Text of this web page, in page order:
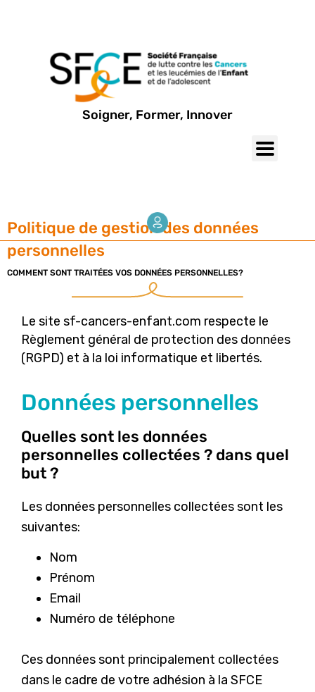
Soigner, Former, Innover
Politique de gestion des données
personnelles
COMMENT SONT TRAITÉES VOS DONNÉES PERSONNELLES?
Le site sf-cancers-enfant.com respecte le
Règlement général de protection des données
(RGPD) et à la loi informatique et libertés.
Données personnelles
Quelles sont les données
personnelles collectées ? dans quel
but ?
Les données personnelles collectées sont les
suivantes:
Nom
Prénom
Email
Numéro de téléphone
Ces données sont principalement collectées
dans le cadre de votre adhésion à la SFCE